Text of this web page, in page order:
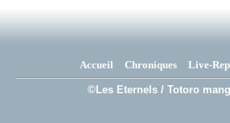
Accueil Chroniques Live-
©Les Eternels / Totoro